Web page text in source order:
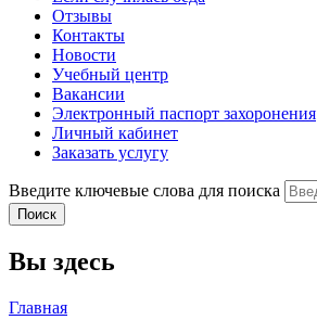
Отзывы
Контакты
Новости
Учебный центр
Вакансии
Электронный паспорт захоронения
Личный кабинет
Заказать услугу
Введите ключевые слова для поиска
Вы здесь
Главная